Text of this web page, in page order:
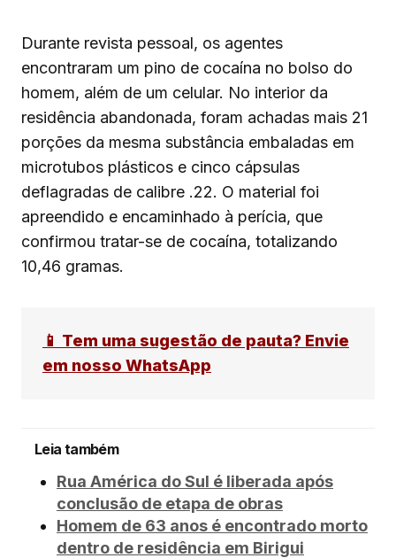
Durante revista pessoal, os agentes
encontraram um pino de cocaína no bolso do
homem, além de um celular. No interior da
residência abandonada, foram achadas mais 21
porções da mesma substância embaladas em
microtubos plásticos e cinco cápsulas
deflagradas de calibre .22. O material foi
apreendido e encaminhado à perícia, que
confirmou tratar-se de cocaína, totalizando
10,46 gramas.
📱 Tem uma sugestão de pauta? Envie
em nosso WhatsApp
Leia também
Rua América do Sul é liberada após
conclusão de etapa de obras
Homem de 63 anos é encontrado morto
dentro de residência em Birigui